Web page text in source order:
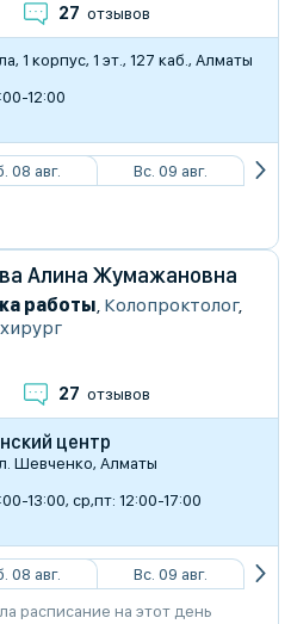
27 отзывов
1 корпус, 1 эт., 127 каб., Алматы
12:00
08 авг. Вс. 09 авг.
Алина Жумажановна
работы, Колопроктолог,
хирург
27 отзывов
центр
Шевченко, Алматы
13:00, ср,пт: 12:00-17:00
08 авг.
Вс. 09 авг.
расписание на этот день